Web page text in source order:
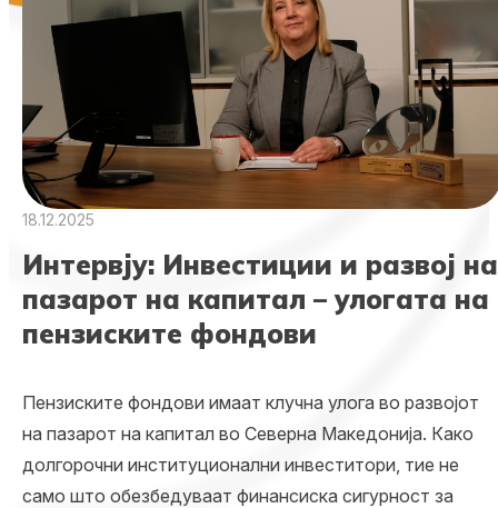
18.12.2025
Интервју: Инвестиции и развој на
пазарот на капитал – улогата на
пензиските фондови
Пензиските фондови имаат клучна улога во развојот
на пазарот на капитал во Северна Македонија. Како
долгорочни институционални инвеститори, тие не
само што обезбедуваат финансиска сигурност за